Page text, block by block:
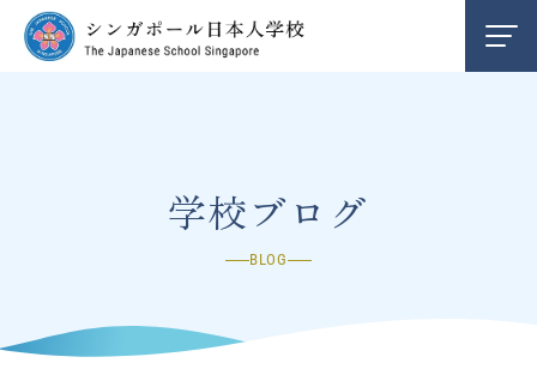
編入学/退学案内
クレメンティ校CLEMENTI
学校ブログ
BLOG